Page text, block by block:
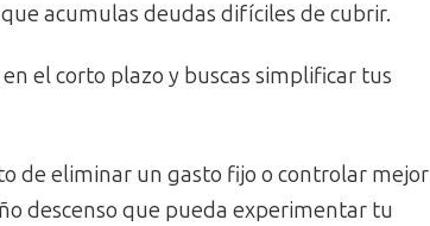
acumulas deudas difíciles de cubrir.
el corto plazo y buscas simplificar tus
de eliminar un gasto fijo o controlar mejor
descenso que pueda experimentar tu